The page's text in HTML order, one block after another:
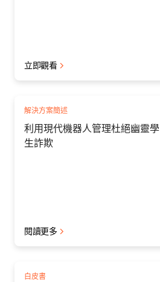
立即觀看
解決方案簡述
利用現代機器人管理杜絕幽靈學
生詐欺
閱讀更多
白皮書